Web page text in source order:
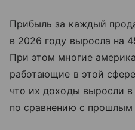
Прибыль за каждый
в 2026 году выросла на
При этом многие
работающие в этой
что их доходы выросли в
по сравнению с прошлым